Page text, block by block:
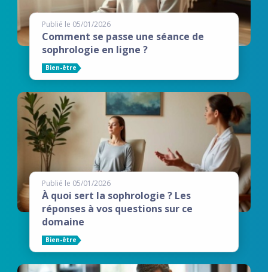
Publié le 05/01/2026
Comment se passe une séance de
sophrologie en ligne ?
Bien-être
Publié le 05/01/2026
À quoi sert la sophrologie ? Les
réponses à vos questions sur ce
domaine
Bien-être